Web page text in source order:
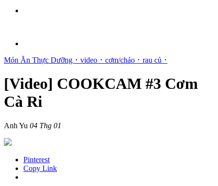
Món Ăn Thực Dưỡng ･ video ･ cơm/cháo ･ rau củ ･
[Video] COOKCAM #3 Cơm
Cà Ri
Anh Yu 04 Thg 01
Pinterest
Copy Link